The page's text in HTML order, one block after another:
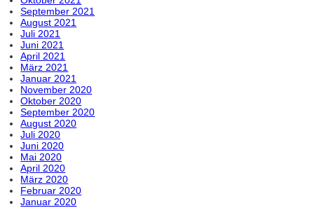
September 2021
August 2021
Juli 2021
Juni 2021
April 2021
März 2021
Januar 2021
November 2020
Oktober 2020
September 2020
August 2020
Juli 2020
Juni 2020
Mai 2020
April 2020
März 2020
Februar 2020
Januar 2020